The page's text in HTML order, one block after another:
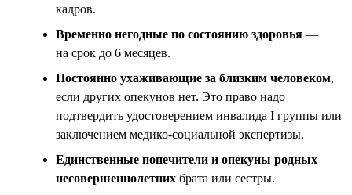
кадров.
Временно негодные по состоянию здоровья —
на срок до 6 месяцев.
Постоянно ухаживающие за близким человеком,
если других опекунов нет. Это право надо
подтвердить удостоверением инвалида I группы или
заключением медико-социальной экспертизы.
Единственные попечители и опекуны родных
несовершеннолетних брата или сестры.